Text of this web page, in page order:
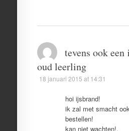
tevens ook
oud leerling
18 januari 2015 at 14:31
hoi ijsbrand!
ik zal met smacht
bestellen!
kan niet wachten!.